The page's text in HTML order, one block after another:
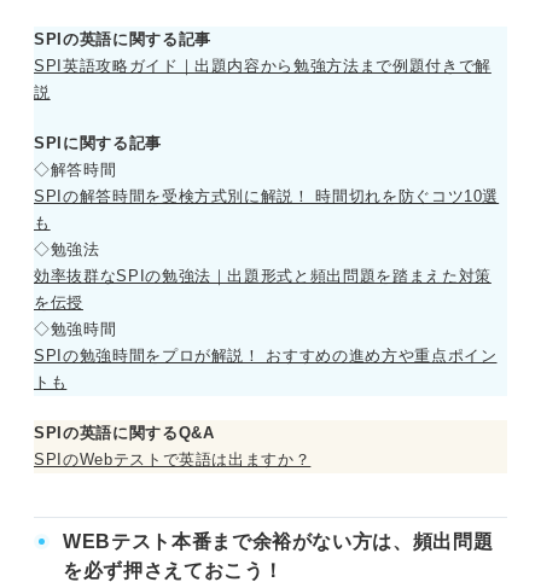
SPIの英語に関する記事
SPI英語攻略ガイド｜出題内容から勉強方法まで例題付きで解
説
SPIに関する記事
◇解答時間
SPIの解答時間を受検方式別に解説！ 時間切れを防ぐコツ10選
も
◇勉強法
効率抜群なSPIの勉強法｜出題形式と頻出問題を踏まえた対策
を伝授
◇勉強時間
SPIの勉強時間をプロが解説！ おすすめの進め方や重点ポイン
トも
SPIの英語に関するQ&A
SPIのWebテストで英語は出ますか？
WEBテスト本番まで余裕がない方は、頻出問題
を必ず押さえておこう！